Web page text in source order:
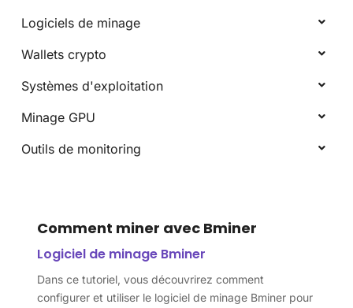
Logiciels de minage
Wallets crypto
Systèmes d'exploitation
Minage GPU
Outils de monitoring
Comment miner avec Bminer
Logiciel de minage Bminer
Dans ce tutoriel, vous découvrirez comment
configurer et utiliser le logiciel de minage Bminer pour